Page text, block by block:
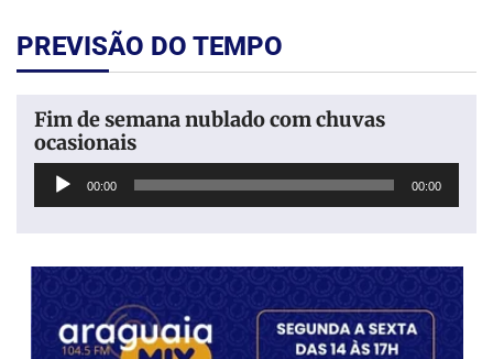
PREVISÃO DO TEMPO
Fim de semana nublado com chuvas
ocasionais
Tocador
00:00 00:00